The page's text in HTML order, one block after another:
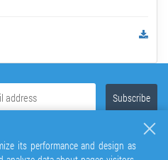
its performance and design as